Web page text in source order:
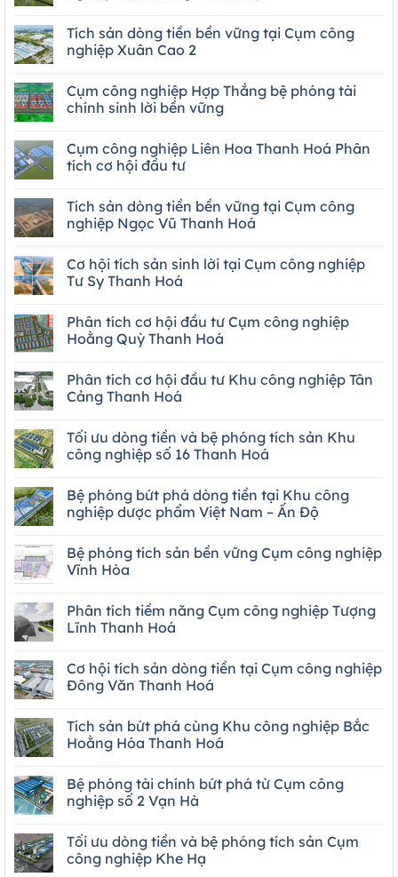
Tích sản dòng tiền bền vững tại Cụm công
nghiệp Xuân Cao 2
Cụm công nghiệp Hợp Thắng bệ phóng tài
chính sinh lời bền vững
Cụm công nghiệp Liên Hoa Thanh Hoá Phân
tích cơ hội đầu tư
Tích sản dòng tiền bền vững tại Cụm công
nghiệp Ngọc Vũ Thanh Hoá
Cơ hội tích sản sinh lời tại Cụm công nghiệp
Tư Sy Thanh Hoá
Phân tích cơ hội đầu tư Cụm công nghiệp
Hoằng Quỳ Thanh Hoá
Phân tích cơ hội đầu tư Khu công nghiệp Tân
Cảng Thanh Hoá
Tối ưu dòng tiền và bệ phóng tích sản Khu
công nghiệp số 16 Thanh Hoá
Bệ phóng bứt phá dòng tiền tại Khu công
nghiệp dược phẩm Việt Nam – Ấn Độ
Bệ phóng tích sản bền vững Cụm công nghiệp
Vĩnh Hòa
Phân tích tiềm năng Cụm công nghiệp Tượng
Lĩnh Thanh Hoá
Cơ hội tích sản dòng tiền tại Cụm công nghiệp
Đông Văn Thanh Hoá
Tích sản bứt phá cùng Khu công nghiệp Bắc
Hoằng Hóa Thanh Hoá
Bệ phóng tài chính bứt phá từ Cụm công
nghiệp số 2 Vạn Hà
Tối ưu dòng tiền và bệ phóng tích sản Cụm
công nghiệp Khe Hạ